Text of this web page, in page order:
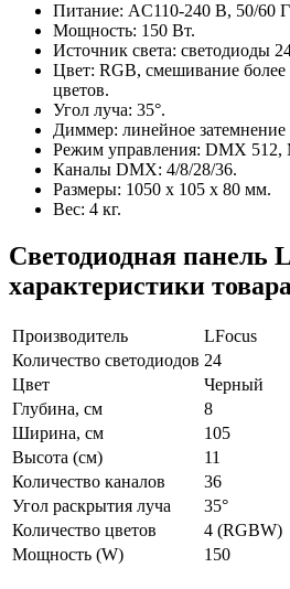
Питание: AC110-240 В, 50/60
Мощность: 150 Вт.
Источник света: светодиоды
Цвет: RGB, смешивание
цветов.
Угол луча: 35°.
Диммер: линейное затемнение
Режим управления: DMX 512,
Каналы DMX: 4/8/28/36.
Размеры: 1050 х 105 х 80 мм.
Вес: 4 кг.
Светодиодная панель
характеристики
Производитель
LFocus
Количество светодиодов 24
Цвет
Черный
Глубина, см
8
Ширина, см
105
Высота (см)
11
Количество каналов
36
Угол раскрытия луча
35°
Количество цветов
4 (RGBW)
Мощность (W)
150